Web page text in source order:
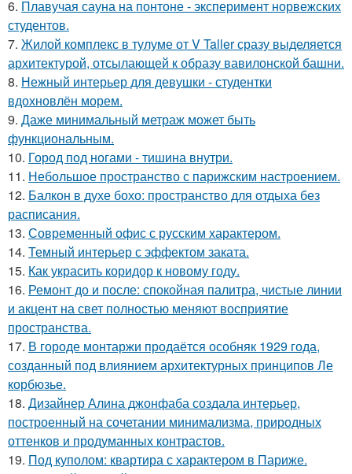
6. Плавучая сауна на понтоне - эксперимент норвежских
студентов.
7. Жилой комплекс в тулуме от V Taller сразу выделяется
архитектурой, отсылающей к образу вавилонской башни.
8. Нежный интерьер для девушки - студентки
вдохновлён морем.
9. Даже минимальный метраж может быть
функциональным.
10. Город под ногами - тишина внутри.
11. Небольшое пространство с парижским настроением.
12. Балкон в духе бохо: пространство для отдыха без
расписания.
13. Современный офис с русским характером.
14. Темный интерьер с эффектом заката.
15. Как украсить коридор к новому году.
16. Ремонт до и после: спокойная палитра, чистые линии
и акцент на свет полностью меняют восприятие
пространства.
17. В городе монтаржи продаётся особняк 1929 года,
созданный под влиянием архитектурных принципов Ле
корбюзье.
18. Дизайнер Алина джонфаба создала интерьер,
построенный на сочетании минимализма, природных
оттенков и продуманных контрастов.
19. Под куполом: квартира с характером в Париже.